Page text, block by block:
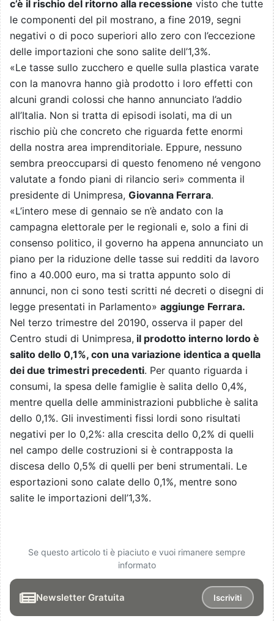
c’è il rischio del ritorno alla recessione visto che tutte
le componenti del pil mostrano, a fine 2019, segni
negativi o di poco superiori allo zero con l’eccezione
delle importazioni che sono salite dell’1,3%.
«Le tasse sullo zucchero e quelle sulla plastica varate
con la manovra hanno già prodotto i loro effetti con
alcuni grandi colossi che hanno annunciato l’addio
all’Italia. Non si tratta di episodi isolati, ma di un
rischio più che concreto che riguarda fette enormi
della nostra area imprenditoriale. Eppure, nessuno
sembra preoccuparsi di questo fenomeno né vengono
valutate a fondo piani di rilancio seri» commenta il
presidente di Unimpresa, Giovanna Ferrara.
«L’intero mese di gennaio se n’è andato con la
campagna elettorale per le regionali e, solo a fini di
consenso politico, il governo ha appena annunciato un
piano per la riduzione delle tasse sui redditi da lavoro
fino a 40.000 euro, ma si tratta appunto solo di
annunci, non ci sono testi scritti né decreti o disegni di
legge presentati in Parlamento» aggiunge Ferrara.
Nel terzo trimestre del 20190, osserva il paper del
Centro studi di Unimpresa, il prodotto interno lordo è
salito dello 0,1%, con una variazione identica a quella
dei due trimestri precedenti. Per quanto riguarda i
consumi, la spesa delle famiglie è salita dello 0,4%,
mentre quella delle amministrazioni pubbliche è salita
dello 0,1%. Gli investimenti fissi lordi sono risultati
negativi per lo 0,2%: alla crescita dello 0,2% di quelli
nel campo delle costruzioni si è contrapposta la
discesa dello 0,5% di quelli per beni strumentali. Le
esportazioni sono calate dello 0,1%, mentre sono
salite le importazioni dell’1,3%.
Se questo articolo ti è piaciuto e vuoi rimanere sempre
informato
Newsletter Gratuita Iscriviti